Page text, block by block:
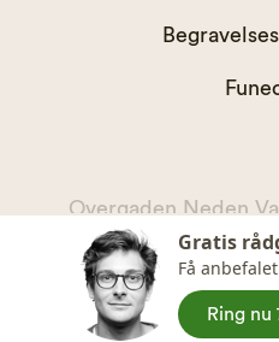
Overgaden Neden
CVR.
Gratis
Få
Ring nu